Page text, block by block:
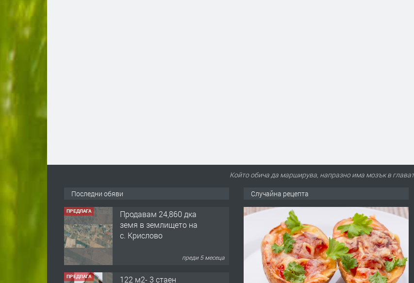
Който обича да марширува, напразно има мозък в
Последни обявиземя в землището на
преди 5 месеца
ПРЕДЛАГА
апартамент супер
169 500 €.
Случайна рецепта